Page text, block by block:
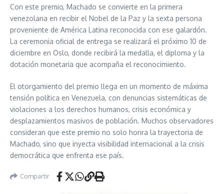
Con este premio, Machado se convierte en la primera
venezolana en recibir el Nobel de la Paz y la sexta persona
proveniente de América Latina reconocida con ese galardón.
La ceremonia oficial de entrega se realizará el próximo 10 de
diciembre en Oslo, donde recibirá la medalla, el diploma y la
dotación monetaria que acompaña el reconocimiento.
El otorgamiento del premio llega en un momento de máxima
tensión política en Venezuela, con denuncias sistemáticas de
violaciones a los derechos humanos, crisis económica y
desplazamientos masivos de población. Muchos observadores
consideran que este premio no solo honra la trayectoria de
Machado, sino que inyecta visibilidad internacional a la crisis
democrática que enfrenta ese país.
Compartir